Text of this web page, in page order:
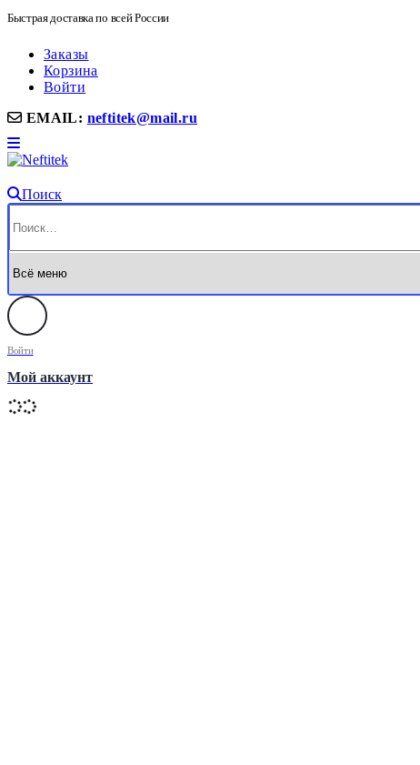
Быстрая доставка по всей России
Заказы
Корзина
Войти
EMAIL: neftitek@mail.ru
Поиск
Войти
Мой аккаунт